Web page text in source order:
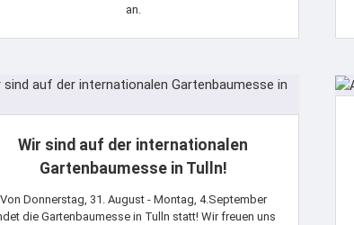
an.
Wir sind auf der internationalen
Gartenbaumesse in Tulln!
Von Donnerstag, 31. August - Montag, 4.September
die Gartenbaumesse in Tulln statt! Wir freuen uns